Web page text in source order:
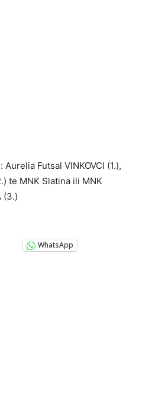
Futsal VINKOVCI (1.),
te MNK Slatina ili MNK
(3.)
WhatsApp